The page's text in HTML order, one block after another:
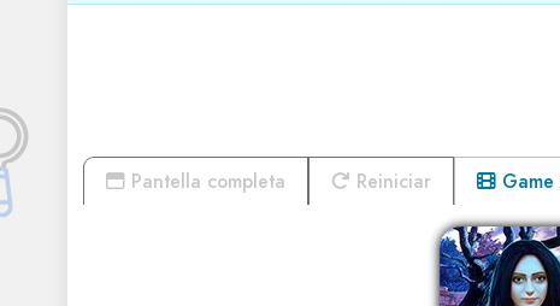
Pantella completa Reiniciar